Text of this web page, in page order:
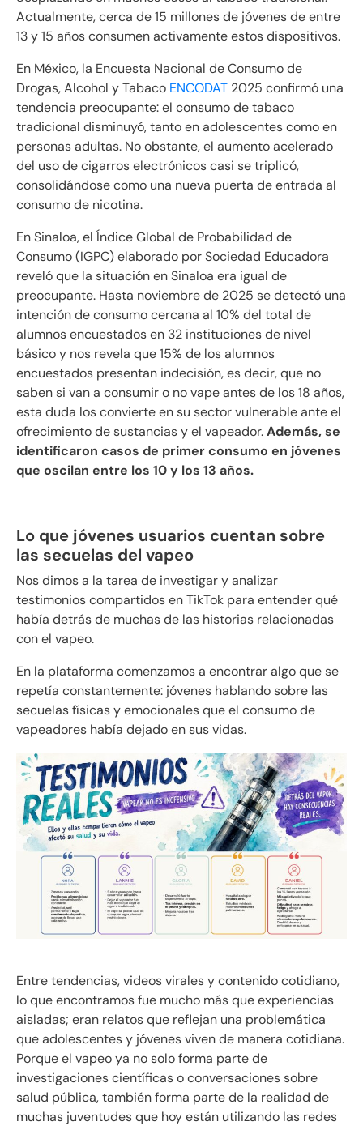
Actualmente, cerca de 15 millones de jóvenes de entre
13 y 15 años consumen activamente estos dispositivos.
En México, la Encuesta Nacional de Consumo de
Drogas, Alcohol y Tabaco ENCODAT 2025 confirmó una
tendencia preocupante: el consumo de tabaco
tradicional disminuyó, tanto en adolescentes como en
personas adultas. No obstante, el aumento acelerado
del uso de cigarros electrónicos casi se triplicó,
consolidándose como una nueva puerta de entrada al
consumo de nicotina.
En Sinaloa, el Índice Global de Probabilidad de
Consumo (IGPC) elaborado por Sociedad Educadora
reveló que la situación en Sinaloa era igual de
preocupante. Hasta noviembre de 2025 se detectó una
intención de consumo cercana al 10% del total de
alumnos encuestados en 32 instituciones de nivel
básico y nos revela que 15% de los alumnos
encuestados presentan indecisión, es decir, que no
saben si van a consumir o no vape antes de los 18 años,
esta duda los convierte en su sector vulnerable ante el
ofrecimiento de sustancias y el vapeador.Además, se
identificaron casos de primer consumo en jóvenes
que oscilan entre los 10 y los 13 años.
Lo que jóvenes usuarios cuentan sobre
las secuelas del vapeo
Nos dimos a la tarea de investigar y analizar
testimonios compartidos en TikTok para entender qué
había detrás de muchas de las historias relacionadas
con el vapeo.
En la plataforma comenzamos a encontrar algo que se
repetía constantemente: jóvenes hablando sobre las
secuelas físicas y emocionales que el consumo de
vapeadores había dejado en sus vidas.
Entre tendencias, videos virales y contenido cotidiano,
lo que encontramos fue mucho más que experiencias
aisladas; eran relatos que reflejan una problemática
que adolescentes y jóvenes viven de manera cotidiana.
Porque el vapeo ya no solo forma parte de
investigaciones científicas o conversaciones sobre
salud pública, también forma parte de la realidad de
muchas juventudes que hoy están utilizando las redes